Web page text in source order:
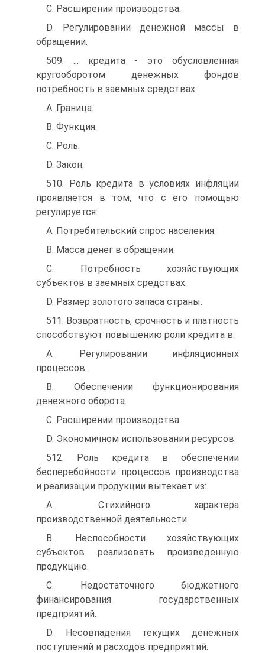
C. Расширении производства.
D. Регулировании денежной массы в
обращении.
509. ... кредита - это обусловленная
кругооборотом денежных фондов
потребность в заемных средствах.
A. Граница.
B. Функция.
C. Роль.
D. Закон.
510. Роль кредита в условиях инфляции
проявляется в том, что с его помощью
регулируется:
A. Потребительский спрос населения.
B. Масса денег в обращении.
C. Потребность хозяйствующих
субъектов в заемных средствах.
D. Размер золотого запаса страны.
511. Возвратность, срочность и платность
способствуют повышению роли кредита в:
A. Регулировании инфляционных
процессов.
B. Обеспечении функционирования
денежного оборота.
C. Расширении производства.
D. Экономичном использовании ресурсов.
512. Роль кредита в обеспечении
бесперебойности процессов производства
и реализации продукции вытекает из:
A. Стихийного характера
производственной деятельности.
B. Неспособности хозяйствующих
субъектов реализовать произведенную
продукцию.
C. Недостаточного бюджетного
финансирования государственных
предприятий.
D. Несовпадения текущих денежных
поступлений и расходов предприятий.